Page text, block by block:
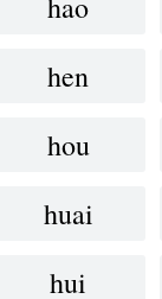
hen
hou
huai
hui